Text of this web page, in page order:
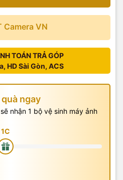
Camera VN
TOÁN TRẢ GÓP
HD Sài Gòn, ACS
ngay
nhận 1 bộ vệ sinh máy ảnh